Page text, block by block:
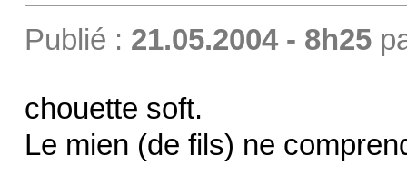
Publié : 21.05.2004 - 8h25
chouette soft.
Le mien (de fils) ne